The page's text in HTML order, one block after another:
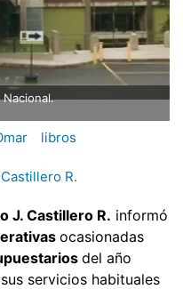
libros
R.
J. Castillero R. informó
ocasionadas
del año
servicios habituales